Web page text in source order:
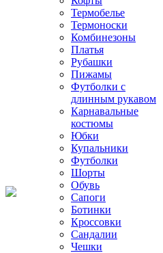
Термобелье
Термоноски
Комбинезоны
Платья
Рубашки
Пижамы
Футболки с
длинным рукавом
Карнавальные
костюмы
Юбки
Купальники
Футболки
Шорты
Обувь
Сапоги
Ботинки
Кроссовки
Сандалии
Чешки